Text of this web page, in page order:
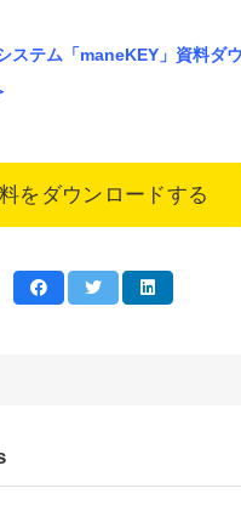
ステム「maneKEY」資料ダ
をダウンロードする